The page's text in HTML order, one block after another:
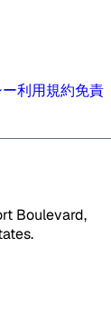
利用規約免責
Boulevard,